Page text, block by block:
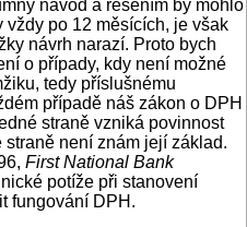
návod a řešením by mohlo
po 12 měsících, je však
návrh narazí. Proto bych
o případy, kdy není možné
tedy příslušnému
případě náš zákon o DPH
straně vzniká povinnost
není znám její základ.
First National Bank
potíže při stanovení
fungování DPH.